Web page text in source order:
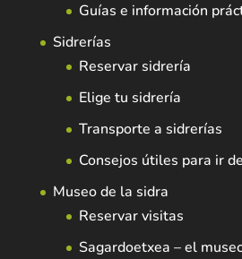
Guías e información
Sidrerías
Reservar sidrería
Elige tu sidrería
Transporte a sidrerías
Consejos útiles para ir
Museo de la sidra
Reservar visitas
Sagardoetxea – el